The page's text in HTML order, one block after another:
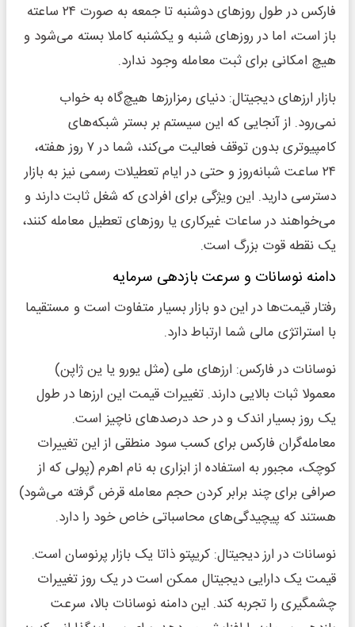
فارکس در طول روزهای دوشنبه تا جمعه به صورت ۲۴ ساعته
باز است، اما در روزهای شنبه و یکشنبه کاملا بسته می‌شود و
هیچ امکانی برای ثبت معامله وجود ندارد.
بازار ارزهای دیجیتال: دنیای رمزارزها هیچ‌گاه به خواب
نمی‌رود. از آنجایی که این سیستم بر بستر شبکه‌های
کامپیوتری بدون توقف فعالیت می‌کند، شما در ۷ روز هفته،
۲۴ ساعت شبانه‌روز و حتی در ایام تعطیلات رسمی نیز به بازار
دسترسی دارید. این ویژگی برای افرادی که شغل ثابت دارند و
می‌خواهند در ساعات غیرکاری یا روزهای تعطیل معامله کنند،
یک نقطه قوت بزرگ است.
دامنه نوسانات و سرعت بازدهی سرمایه
رفتار قیمت‌ها در این دو بازار بسیار متفاوت است و مستقیما
با استراتژی مالی شما ارتباط دارد.
نوسانات در فارکس: ارزهای ملی (مثل یورو یا ین ژاپن)
معمولا ثبات بالایی دارند. تغییرات قیمت این ارزها در طول
یک روز بسیار اندک و در حد درصدهای ناچیز است.
معامله‌گران فارکس برای کسب سود منطقی از این تغییرات
کوچک، مجبور به استفاده از ابزاری به نام اهرم (پولی که از
صرافی برای چند برابر کردن حجم معامله قرض گرفته می‌شود)
هستند که پیچیدگی‌های محاسباتی خاص خود را دارد.
نوسانات در ارز دیجیتال: کریپتو ذاتا یک بازار پرنوسان است.
قیمت یک دارایی دیجیتال ممکن است در یک روز تغییرات
چشمگیری را تجربه کند. این دامنه نوسانات بالا، سرعت